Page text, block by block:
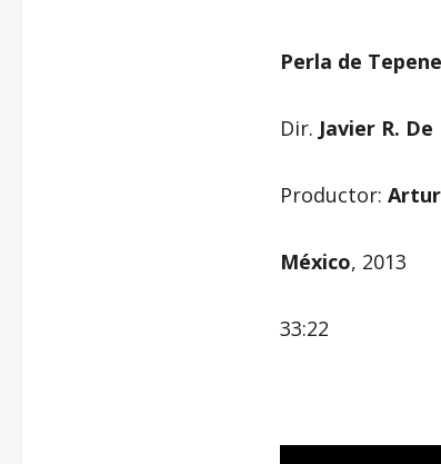
Perla de
Dir. Javier R.
Productor:
México, 2013
33:22